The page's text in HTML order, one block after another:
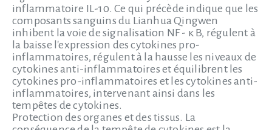
inflammatoire IL-10. Ce qui précède indique que les
composants sanguins du Lianhua Qingwen
inhibent la voie de signalisation NF - κ B, régulent à
la baisse l'expression des cytokines pro-
inflammatoires, régulent à la hausse les niveaux de
cytokines anti-inflammatoires et équilibrent les
cytokines pro-inflammatoires et les cytokines anti-
inflammatoires, intervenant ainsi dans les
tempêtes de cytokines.
Protection des organes et des tissus. La